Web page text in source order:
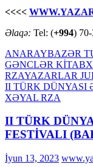
<<<<
Əlaqə: Tel: (+994)
ANARAYBAZƏR
GƏNCLƏR
RZAYAZARLAR
II TÜRK DÜNYASI
XƏYAL RZA
II TÜRK
FESTİVALI
İyun 13, 2023